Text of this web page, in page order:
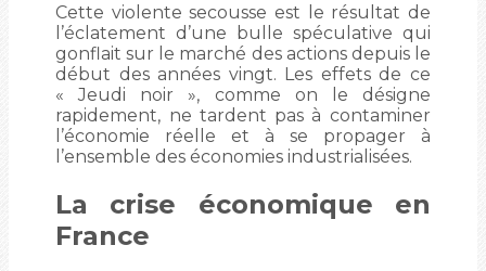
Cette violente secousse est le résultat de
l’éclatement d’une bulle spéculative qui
gonflait sur le marché des actions depuis le
début des années vingt. Les effets de ce
« Jeudi noir », comme on le désigne
rapidement, ne tardent pas à contaminer
l’économie réelle et à se propager à
l’ensemble des économies industrialisées.
La crise économique en
France